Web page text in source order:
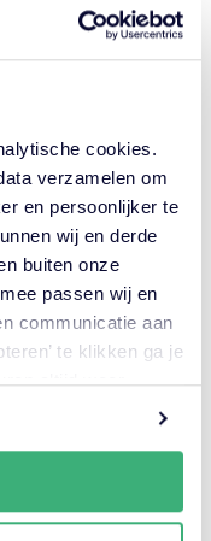
cookies.
verzamelen om
en persoonlijker te
wij en derde
buiten onze
passen wij en
communicatie aan
te klikken ga je
altijd weer
Privé: Theo